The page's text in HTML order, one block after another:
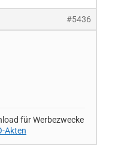
#5436
für Werbezwecke
Akten